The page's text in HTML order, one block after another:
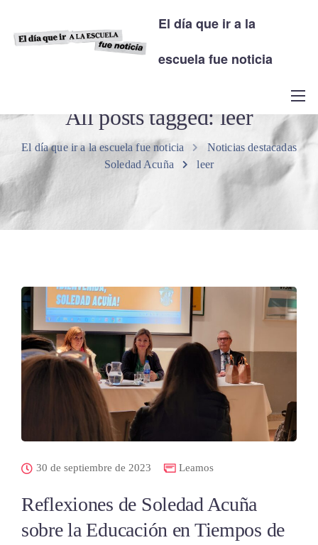
El día que ir a la
escuela fue noticia
All posts tagged: leer
El día que ir a la escuela fue noticia
Noticias destacadas
Soledad Acuña
leer
30 de septiembre de 2023 Leamos
Reflexiones de Soledad Acuña
sobre la Educación en Tiempos de